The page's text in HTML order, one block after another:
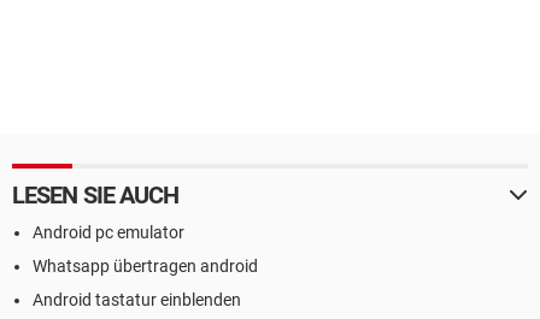
LESEN SIE AUCH
Android pc emulator
Whatsapp übertragen android
Android tastatur einblenden